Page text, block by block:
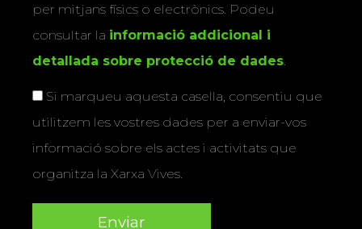
per mitjans físics o electrònics. Podeu
consultar la informació addicional i
detallada sobre protecció de dades
Si marqueu aquesta casella, consentiu que
utilitzem les vostres dades per a enviar-vos
informació sobre els actes i activitats que
organitza la Xarxa Vives.